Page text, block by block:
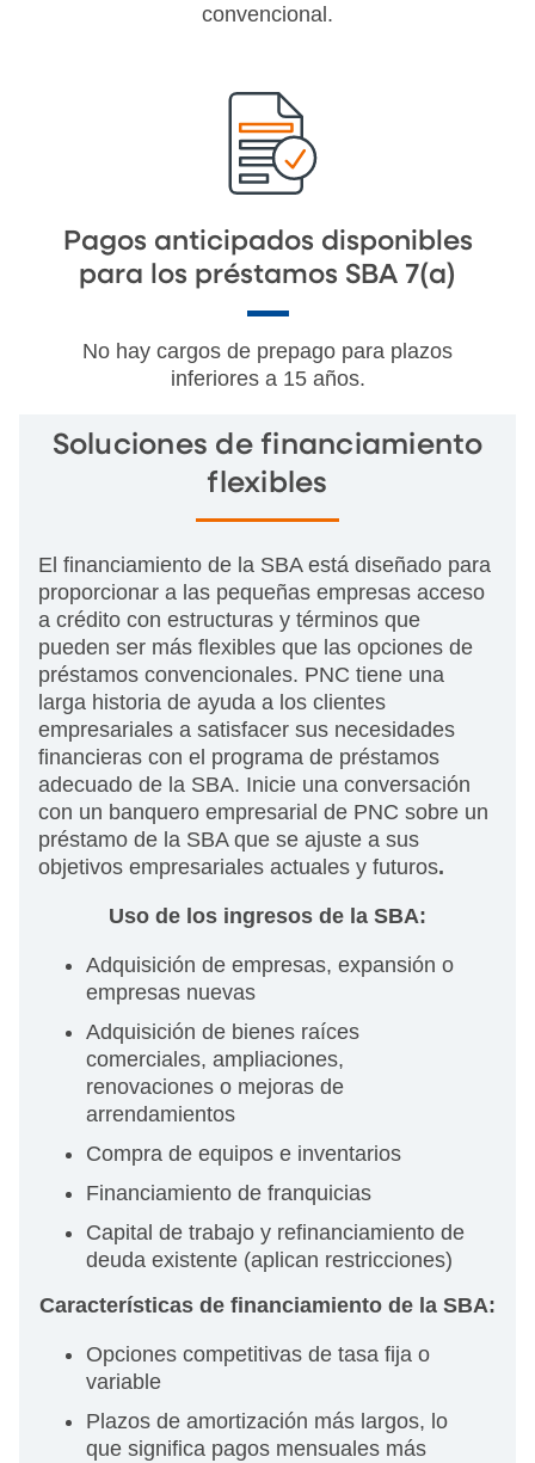
convencional.
Pagos anticipados disponibles
para los préstamos SBA 7(a)
No hay cargos de prepago para plazos
inferiores a 15 años.
Soluciones de financiamiento
flexibles
El financiamiento de la SBA está diseñado para
proporcionar a las pequeñas empresas acceso
a crédito con estructuras y términos que
pueden ser más flexibles que las opciones de
préstamos convencionales. PNC tiene una
larga historia de ayuda a los clientes
empresariales a satisfacer sus necesidades
financieras con el programa de préstamos
adecuado de la SBA. Inicie una conversación
con un banquero empresarial de PNC sobre un
préstamo de la SBA que se ajuste a sus
objetivos empresariales actuales y futuros.
Uso de los ingresos de la SBA:
Adquisición de empresas, expansión o
empresas nuevas
Adquisición de bienes raíces
comerciales, ampliaciones,
renovaciones o mejoras de
arrendamientos
Compra de equipos e inventarios
Financiamiento de franquicias
Capital de trabajo y refinanciamiento de
deuda existente (aplican restricciones)
Características de financiamiento de la SBA:
Opciones competitivas de tasa fija o
variable
Plazos de amortización más largos, lo
que significa pagos mensuales más